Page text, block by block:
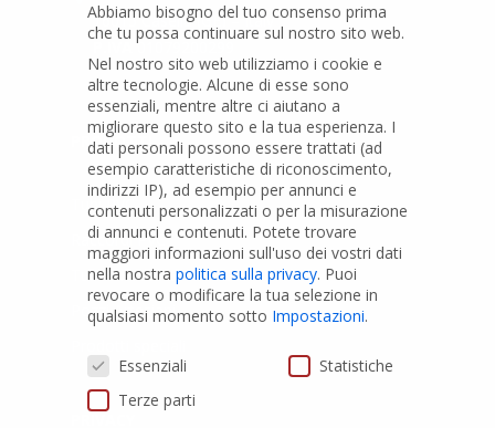
16015 Casella (GE) – Italy
01079200299
PRODOTTI
Tubi PVC
Raccordi PVC
Tubi e Raccordi in PVC-A
Pozzi Artesiani
Abbiamo bisogno del tuo consenso prima
che tu possa continuare sul nostro sito web.
Nel nostro sito web utilizziamo i cookie e
altre tecnologie. Alcune di esse sono
essenziali, mentre altre ci aiutano a
migliorare questo sito e la tua esperienza. I
dati personali possono essere trattati (ad
esempio caratteristiche di riconoscimento,
indirizzi IP), ad esempio per annunci e
contenuti personalizzati o per la misurazione
di annunci e contenuti. Potete trovare
maggiori informazioni sull'uso dei vostri dati
nella nostra politica sulla privacy. Puoi
revocare o modificare la tua selezione in
qualsiasi momento sotto Impostazioni.
Preferenze Privacy
Essenziali
Statistiche
Terze parti